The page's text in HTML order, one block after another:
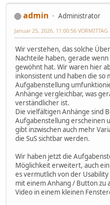
admin
Administrator
Januar 25, 2026, 11:00:56 VORMITTAG
Wir verstehen, das solche
Nachteile haben, gerade
gewöhnt hat. Wir waren hier
inkonsistent und haben die so
Aufgabenstellung
Anhänge vergleichbar, was
verständlicher ist.
Die vielfältigen Anhänge sind
Aufgabenstellung erscheinen
gibt inzwischen auch mehr
die SuS sichtbar werden.
Wir haben jetzt die
Möglichkeit erweitert, auch
es vermutlich von der
mit einem Anhang / Button zu
Video in einem kleinen